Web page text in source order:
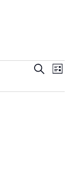
Zoeken
Zoeken
Lijst